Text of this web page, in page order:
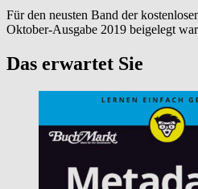
Für den neusten Band der
Oktober-Ausgabe 2019 beigelegt
Das erwartet Sie